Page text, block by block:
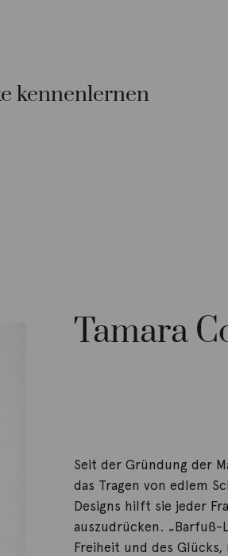
kennenlernen
Tamara
Seit der Gründung der
das Tragen von edlem
Designs hilft sie jeder
auszudrücken. „Barfuß-
Freiheit und des